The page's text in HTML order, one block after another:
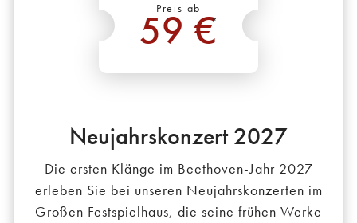
Preis ab
59 €
*
Neujahrskonzert 2027
Die ersten Klänge im Beethoven-Jahr 2027
erleben Sie bei unseren Neujahrskonzerten im
Großen Festspielhaus, die seine frühen Werke